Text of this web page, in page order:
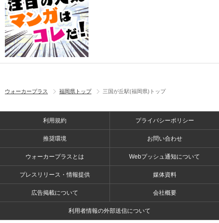
ウォーカープラス 福岡県トップ 三国が丘駅(福岡県)トップ
利用規約 プライバシーポリシー
推奨環境 お問い合わせ
ウォーカープラスとは Webプッシュ通知について
プレスリリース・情報提供 媒体資料
広告掲載について 会社概要
利用者情報の外部送信について